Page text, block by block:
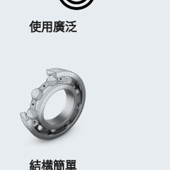
使用廣泛
結構簡單